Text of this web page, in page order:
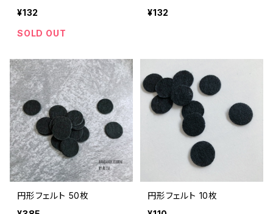
¥132
SOLD OUT
¥132
円形フェルト 50枚
円形フェルト 10枚